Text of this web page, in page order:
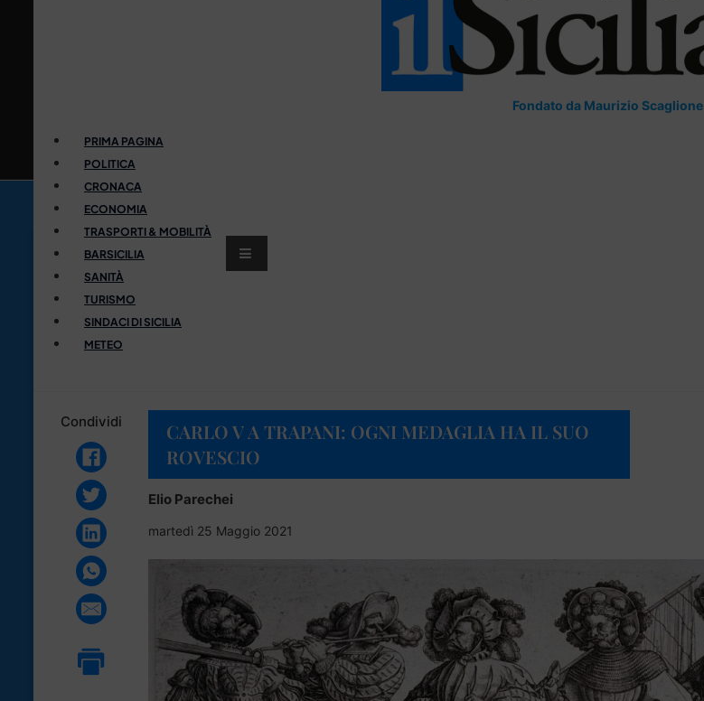
Fondato da Maurizio Scaglione
PRIMA PAGINA
POLITICA
CRONACA
ECONOMIA
TRASPORTI & MOBILITÀ
BARSICILIA
SANITÀ
TURISMO
SINDACI DI SICILIA
METEO
Condividi
CARLO V A TRAPANI: OGNI MEDAGLIA HA IL SUO
ROVESCIO
Elio Parechei
martedì 25 Maggio 2021